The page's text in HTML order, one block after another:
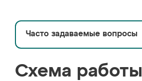
Часто задаваемые вопросы
Схема работы